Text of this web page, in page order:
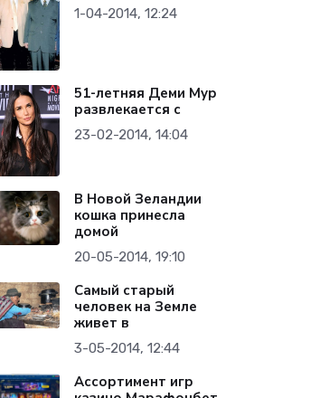
1-04-2014, 12:24
51-летняя Деми Мур
развлекается с
23-02-2014, 14:04
В Новой Зеландии
кошка принесла
домой
20-05-2014, 19:10
Самый старый
человек на Земле
живет в
3-05-2014, 12:44
Ассортимент игр